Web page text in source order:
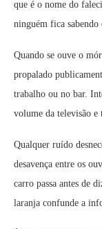
que é o nome do
ninguém fica sabendo
Quando se ouve o
propalado
trabalho ou no bar.
volume da televisão e
Qualquer ruído
desavença entre os
carro passa antes de
laranja confunde a